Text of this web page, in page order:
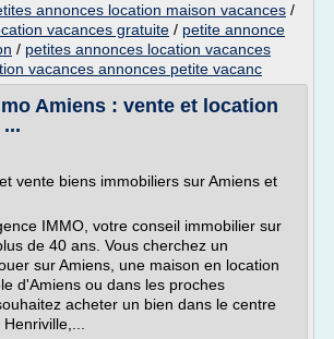
annonces location maison vacances /
vacances gratuite / petite annonce
/ petites annonces location vacances
vacances annonces petite vacanc
Amiens : vente et location
vente biens immobiliers sur Amiens et
IMMO, votre conseil immobilier sur
de 40 ans. Vous cherchez un
sur Amiens, une maison en location
d'Amiens ou dans les proches
acheter un bien dans le centre